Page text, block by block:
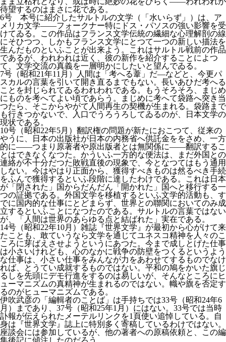
待望するのはまさに花である。
6号 本号に紹介したサルトルの文学（「水いらず」）は、ア
メリカ文学――フォークナー特にドス・パソスの強い影響を受
けてゐる。この作品はフランス文学伝統の繊細な心理解剖の線
にそひつつ、しかもフランス文学にとつて一つの新しい描法を
生んだものといふことが出来よう。これはサルトル戦前の作品
であるが、われわれは近く、彼の新作を紹介することによつ
て、文学交流の真義を一層明かにしたいと望んでゐる。
7号（昭和21年11月）人間は「考へる葦」だ―などと、今更パ
スカルの言葉を引いて開き直るまでもない。長いあひだ考へる
ことを封じられてゐるわれわれである。もうそろそろ、まじめ
にものを考へてよい頃であらう。まじめに考へて袋路へ突き当
つたら、そこからやがて人間再生の契機が生まれる。袋路まで
も行きつかないで、入口でうろうろしてゐるのが、日本文学の
現状である。
10号（昭和22年5月）翻訳権の問題が新たにおこつて、従来の
やうに、日本の出版社が日本の内務省へ供託金ををさめ、一方
的に――つまり原著者や原出版者とは無関係に――翻訳するこ
とはできなくなつた。かういふ一方的な便法は、まだ外国との
連絡が不十分だつた敗戦直後の現象で、今となつてはもう通用
しない。今はやはり正面から、獲得すべきものは然るべき手続
をふんで獲得するといふ段階に達したわけである。これは日本
が「閉された」国からだんだん「開かれた」国へと移行する一
つの証拠である。外国文学を移植するといふ文学的活動も、す
でに国内的な仕事にとどまらず、世界との聯関においてのみ成
立するといふことになつたのである。サルトルの言葉ではない
が、「人間は世界のあらゆる点と結ばれた」実在である。
14号（昭和22年10月）雑誌『世界文学』が最初から心がけて来
たことも、敢ていうなら文学を通じてユネスコ精神を人々のこ
ころに芽ばえさせようというにあつた。今まで成しとげた仕事
は小さいけれども、心のなかに戦争の防壁をつくるというよう
な仕事は、小さい仕事をみんなが力をあわせてするものでなけ
れば、とうてい成就するものではない。平和の鳩をかいた旗じ
るしを先頭にデモ行進をするのは易しいが、そんなところにヒ
ューマニズムの真精神が生まれるのではない。幟や旗を否定す
るのがヒューマニズムである。
伊吹武彦の「編輯者のことば」は手持ちでは33号（昭和24年6
月）まであり、37号（昭和25年1月）にはない。33号では当時
訃報が伝えられたメーテルリンクを1頁使い追悼している。自
身は『世界文学』誌上に特別多く寄稿しているわけではない。
座談会には参加しているが、他の著者への原稿依頼と、この編
集後記に傾注したのだろう。